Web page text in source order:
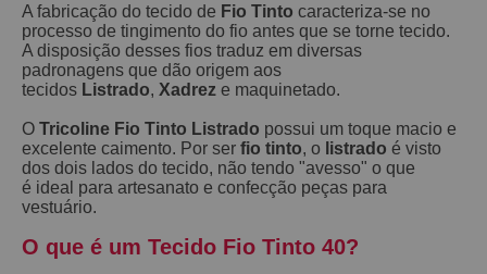
A fabricação do tecido de Fio Tinto caracteriza-se no
processo de tingimento do fio antes que se torne tecido.
A disposição desses fios traduz em diversas
padronagens que dão origem aos
tecidos Listrado, Xadrez e maquinetado.
O Tricoline Fio Tinto Listrado possui um toque macio e
excelente caimento. Por ser fio tinto, o listrado é visto
dos dois lados do tecido, não tendo "avesso" o que
é ideal para artesanato e confecção peças para
vestuário.
O que é um Tecido Fio Tinto 40?